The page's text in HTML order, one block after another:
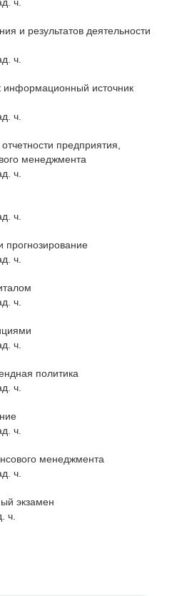
и результатов деятельности
ч.
информационный источник
ч.
предприятия,
менеджмента
ч.
ч.
прогнозирование
ч.
ч.
ч.
политика
ч.
ч.
менеджмента
ч.
экзамен
ч.